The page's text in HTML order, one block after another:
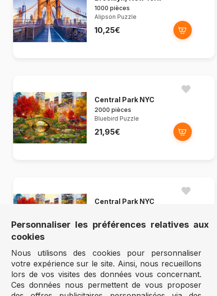
1000 pièces
Alipson Puzzle
10,25€
Central Park NYC
2000 pièces
Bluebird Puzzle
21,95€
Central Park NYC
Bluebird Puzzle
Personnaliser les préférences relatives aux
cookies
Nous utilisons des cookies pour personnaliser
votre expérience sur le site. Ainsi, nous recueillons
lors de vos visites des données vous concernant.
Ces données nous permettent de vous proposer